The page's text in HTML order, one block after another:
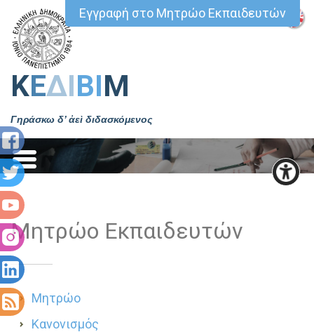
ΚΕΔΙΒΙΜ
Γηράσκω δ’ ἀεὶ διδασκόμενος
Εγγραφή στο Μητρώο Εκπαιδευτών
Μητρώο Εκπαιδευτών
Μητρώο
Κανονισμός